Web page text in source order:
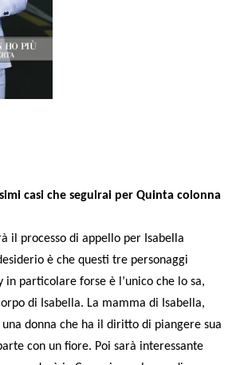
casi che seguirai per Quinta colonna
il processo di appello per Isabella
è che questi tre personaggi
in particolare forse è l’unico che lo sa,
di Isabella. La mamma di Isabella,
donna che ha il diritto di piangere sua
con un fiore. Poi sarà interessante